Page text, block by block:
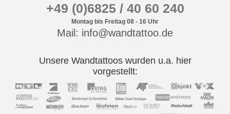
+49 (0)6825 / 40 60 240
Montag bis Freitag 08 - 16 Uhr
Mail: info@wandtattoo.de
Unsere Wandtattoos wurden u.a. hier
vorgestellt: